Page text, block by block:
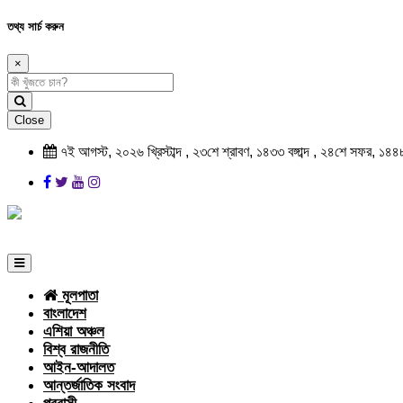
তথ্য সার্চ করুন
×
Close
৭ই আগস্ট, ২০২৬ খ্রিস্টাব্দ , ২৩শে শ্রাবণ, ১৪৩৩ বঙ্গাব্দ , ২৪শে সফর,
মূলপাতা
বাংলাদেশ
এশিয়া অঞ্চল
বিশ্ব রাজনীতি
আইন-আদালত
আন্তর্জাতিক সংবাদ